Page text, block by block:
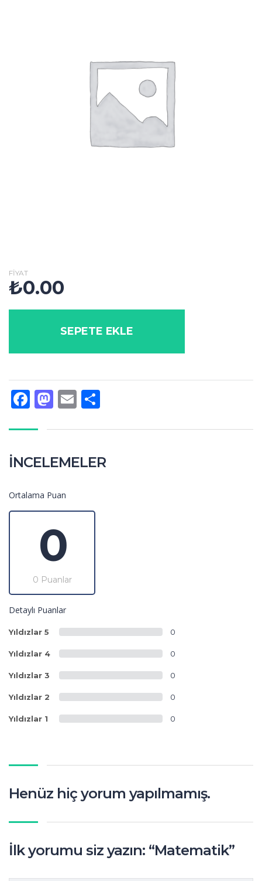
FIYAT
₺0.00
SEPETE EKLE
Facebook
Mastodon
Email
İNCELEMELER
Ortalama Puan
0
0 Puanlar
Detaylı Puanlar
Yıldızlar 5 0
Yıldızlar 4 0
Yıldızlar 3 0
Yıldızlar 2 0
Yıldızlar 1 0
Henüz hiç yorum yapılmamış.
İlk yorumu siz yazın: “Matematik”